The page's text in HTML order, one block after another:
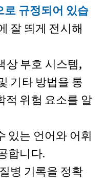
로 규정되어 있습
잘 띄게 전시해
상 부호 시스템,
기타 방법을 통
적 위험 요소를 알
있는 언어와 어휘
합니다.
병 기록을 정확